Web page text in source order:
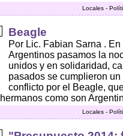
Locales -
Beagle
Por Lic. Fabian Sarna .
Argentinos pasamos la
unidos y en solidaridad,
pasados se cumplieron
conflicto por el Beagle,
como son
Locales -